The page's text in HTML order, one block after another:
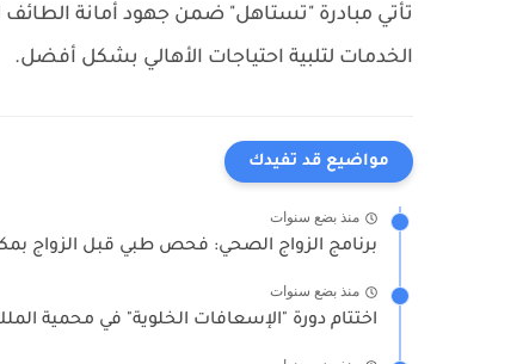
تأتي مبادرة "تستاهل" ضمن جهود أمانة
الخدمات لتلبية احتياجات الأهالي بشكل أفضل.
مواضيع قد تفيدك
منذ بضع سنوات
برنامج الزواج الصحي: فحص طبي قبل الزواج
منذ بضع سنوات
اختتام دورة "الإسعافات الخلوية" في محمية